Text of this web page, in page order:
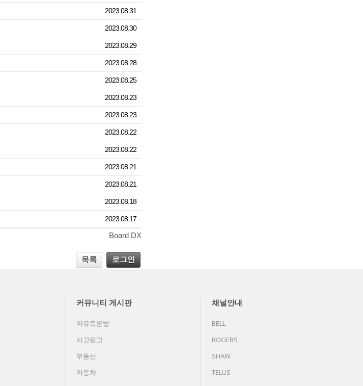
2023.08.31
2023.08.30
2023.08.29
2023.08.28
2023.08.25
2023.08.23
2023.08.23
2023.08.22
2023.08.22
2023.08.21
2023.08.21
2023.08.18
2023.08.17
Board DX
목록 로그인
커뮤니티 게시판
자유토론방
사고팔고
부동산
자동차
채널안내
BELL
ROGERS
SHAW
TELUS